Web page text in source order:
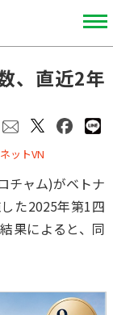
、直近2年
ットVN
チャム)がベトナ
た2025年第1四
果によると、同